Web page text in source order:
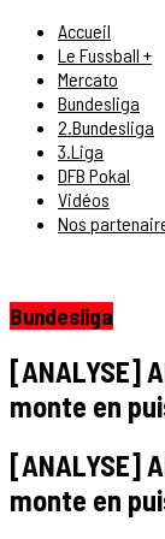
Accueil
Le Fussball +
Mercato
Bundesliga
2.Bundesliga
3.Liga
DFB Pokal
Vidéos
Nos
Bundesliga
[ANALYSE]
monte en
[ANALYSE]
monte en